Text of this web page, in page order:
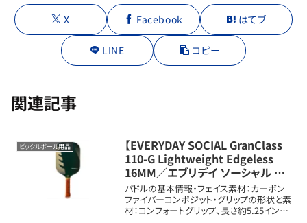
X Facebook はてブ
LINE コピー
関連記事
ピックルボール用品
【EVERYDAY SOCIAL GranClass
110-G Lightweight Edgeless
16MM／エブリデイ ソーシャル グ
ランクラス 110-G ライトウェイト エ
ッジレス 16mm】特徴と口コミ評判
まとめ
パドルの基本情報・フェイス素材：カーボン
ファイバーコンポジット・グリップの形状と素
材：コンフォートグリップ、長さ約5.25イン